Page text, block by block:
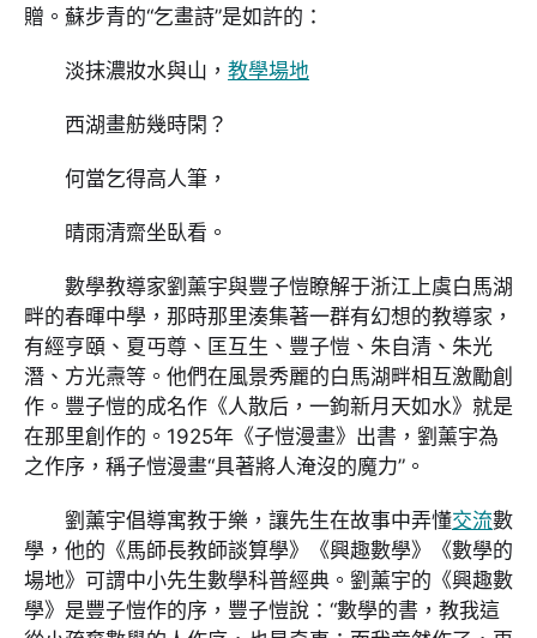
贈。蘇步青的“乞畫詩”是如許的：
淡抹濃妝水與山， 教學場地
西湖畫舫幾時閑？
何當乞得高人筆，
晴雨清齋坐臥看。
數學教導家劉薰宇與豐子愷瞭解于浙江上虞白馬湖
畔的春暉中學，那時那里湊集著一群有幻想的教導家，
有經亨頤、夏丏尊、匡互生、豐子愷、朱自清、朱光
潛、方光燾等。他們在風景秀麗的白馬湖畔相互激勵創
作。豐子愷的成名作《人散后，一鉤新月天如水》就是
在那里創作的。1925年《子愷漫畫》出書，劉薰宇為
之作序，稱子愷漫畫“具著將人淹沒的魔力”。
劉薰宇倡導寓教于樂，讓先生在故事中弄懂交流數
學，他的《馬師長教師談算學》《興趣數學》《數學的
場地》可謂中小先生數學科普經典。劉薰宇的《興趣數
學》是豐子愷作的序，豐子愷說：“數學的書，教我這